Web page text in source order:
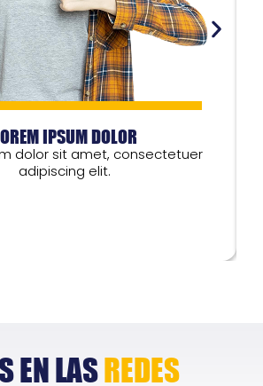
IPSUM DOLOR
dolor sit amet, consectetuer
adipiscing elit.
EN LASREDES